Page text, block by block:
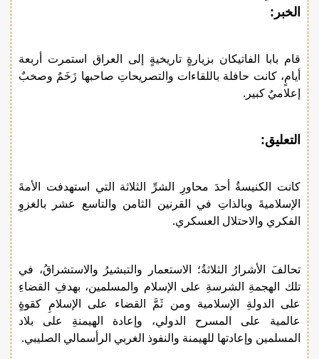
الخبر:
قام بابا الفاتيكان بزيارةٍ تاريخيةٍ إلى العراق استمرت أربعة
أيامٍ، كانت حافلة باللقاءات والتصريحاتِ صاحبها زَخَمٌ وصخبٌ
إعلاميٌ كبير.
التعليق:
كانت الكنيسةُ أحدَ محاورِ الشرِّ الثلاثة التي استهدفت الأمةَ
الإسلاميةَ وبالذاتِ في القرنين الثامن والتاسع عشر بالغزوِ
الفكري والاحتلال العسكري.
تحالفَ الأشرارُ الثلاثةُ؛ الاستعمار والتبشيرُ والاستشراقُ، في
تلك الهجمةِ الشرسةِ على الإسلام والمسلمين، بهدفِ القضاءِ
على الدولةِ الإسلامية ومن ثَمَّ القضاء على الإسلامِ كقوةٍ
عالمية على المسرح الدولي، وإعادة الهيمنةِ على بلاد
المسلمين وإعادتها للهيمنة والنفوذ الغربي الرأسمالي الصليبي.